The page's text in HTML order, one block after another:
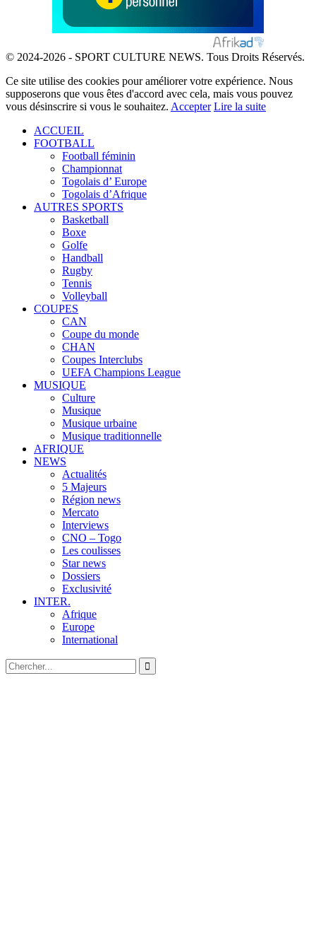
© 2024-2026 - SPORT CULTURE NEWS. Tous Droits Réservés.
Ce site utilise des cookies pour améliorer votre expérience. Nous
supposerons que vous êtes d'accord avec cela, mais vous pouvez
vous désinscrire si vous le souhaitez. Accepter Lire la suite
ACCUEIL
FOOTBALL
Football féminin
Championnat
Togolais d’ Europe
Togolais d’Afrique
AUTRES SPORTS
Basketball
Boxe
Golfe
Handball
Rugby
Tennis
Volleyball
COUPES
CAN
Coupe du monde
CHAN
Coupes Interclubs
UEFA Champions League
MUSIQUE
Culture
Musique
Musique urbaine
Musique traditionnelle
AFRIQUE
NEWS
Actualités
5 Majeurs
Région news
Mercato
Interviews
CNO – Togo
Les coulisses
Star news
Dossiers
Exclusivité
INTER.
Afrique
Europe
International